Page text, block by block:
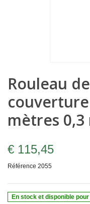
Rouleau
mètres 0,3
€ 115,45
Référence 2055
En stock et disponible